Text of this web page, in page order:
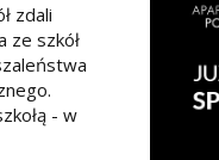
zdali
ze szkół
- w